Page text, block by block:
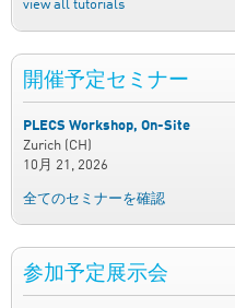
view all tutorials
開催予定セミナー
PLECS Workshop, On-Site
Zurich (CH)
10月 21, 2026
全てのセミナーを確認
参加予定展示会